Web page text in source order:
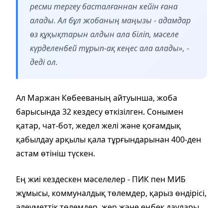
ресми тергеу басталғаннан кейін ғана
алады. Ал бұл жобаның маңызы - адамдар
өз құқықтарын алдын ала біліп, мәселе
күрделенбей тұрып-ақ кеңес ала алады», -
деді ол.
Ал Маржан Көбееваның айтуынша, жоба
барысында 32 кездесу өткізілген. Сонымен
қатар, чат-бот, жедел желі және қоғамдық
қабылдау арқылы қала тұрғындарынан 400-ден
астам өтініш түскен.
Ең жиі кездескен мәселелер - ПИК пен МИБ
жұмысы, коммуналдық төлемдер, қарыз өндірісі,